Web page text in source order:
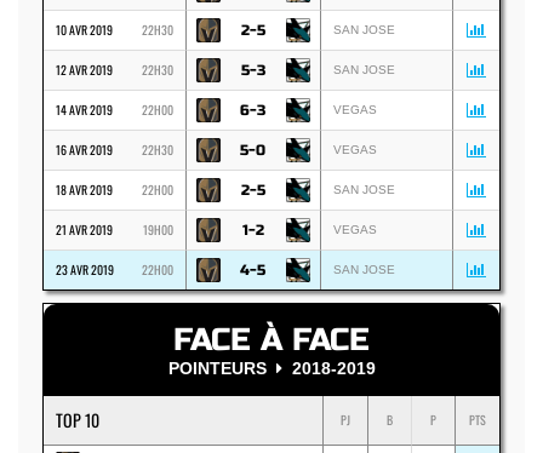
10 AVR 2019 22H30 2-5 SAN JOSE
12 AVR 2019 22H30 5-3 SAN JOSE
14 AVR 2019 22H00 6-3 VEGAS
16 AVR 2019 22H30 5-0 VEGAS
18 AVR 2019 22H00 2-5 SAN JOSE
21 AVR 2019 19H00 1-2 VEGAS
23 AVR 2019 22H00 4-5 SAN JOSE
FACE À FACE
POINTEURS 2018-2019
TOP 10 PJ B P PTS